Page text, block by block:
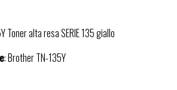
Toner alta resa SERIE 135 giallo
: Brother TN-135Y